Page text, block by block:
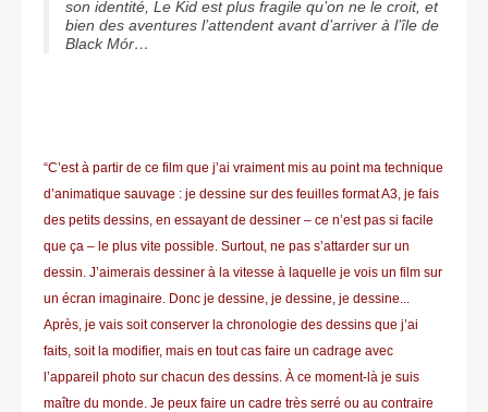
son identité, Le Kid est plus fragile qu’on ne le croit, et
bien des aventures l’attendent avant d’arriver à l’île de
Black Mór…
“C’est à partir de ce film que j’ai vraiment mis au point ma technique
d’animatique sauvage : je dessine sur des feuilles format A3, je fais
des petits dessins, en essayant de dessiner – ce n’est pas si facile
que ça – le plus vite possible. Surtout, ne pas s’attarder sur un
dessin. J’aimerais dessiner à la vitesse à laquelle je vois un film sur
un écran imaginaire. Donc je dessine, je dessine, je dessine...
Après, je vais soit conserver la chronologie des dessins que j’ai
faits, soit la modifier, mais en tout cas faire un cadrage avec
l’appareil photo sur chacun des dessins. À ce moment-là je suis
maître du monde. Je peux faire un cadre très serré ou au contraire